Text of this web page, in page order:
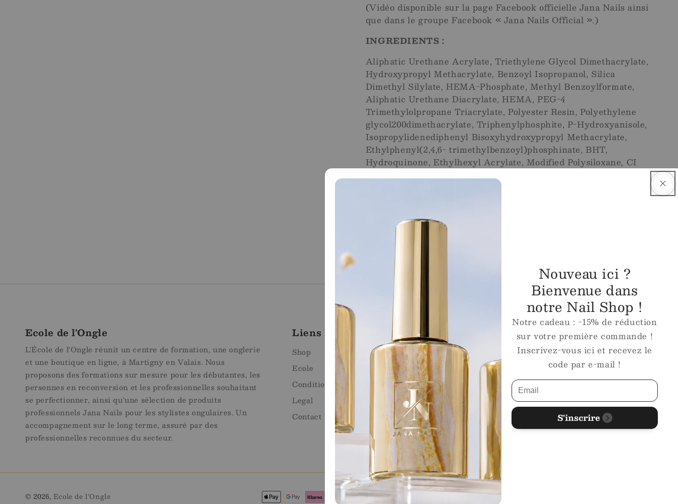
(Vidéo disponible sur la page Facebook officielle Jana Nails ainsi
que dans le groupe Facebook « Jana Nails Official ».)
INGREDIENTS :
Aliphatic Urethane Acrylate, Triethylene Glycol Dimethacrylate,
Hydroxypropyl Methacrylate, Benzoyl Isopropanol, Silica
Dimethyl Silylate, HEMA-Phosphate, Methyl Benzoylformate,
Aliphatic Urethane Diacrylate, HEMA, PEG-4
Trimethylolpropane Triacrylate, Polyester Resin, Polyethylene
glycol200dimethacrylate, Triphenylphosphite, P-Hydroxyanisole,
Isopropylidenediphenyl Bisoxyhydroxypropyl Methacrylate,
Ethylphenyl(2,4,6- trimethylbenzoyl)phosphinate, BHT,
Hydroquinone, Ethylhexyl Acrylate, Modified Polysiloxane, CI
Nouveau ici ?
Bienvenue dans
notre Nail Shop !
Notre cadeau : -15% de réduction
sur votre première commande !
Inscrivez-vous ici et recevez le
code par e-mail !
S'inscrire
Ecole de l'Ongle
L'École de l'Ongle réunit un centre de formation, une onglerie
et une boutique en ligne, à Martigny en Valais. Nous
proposons des formations sur mesure pour les débutantes, les
personnes en reconversion et les professionnelles souhaitant
se perfectionner, ainsi qu'une sélection de produits
professionnels Jana Nails pour les stylistes ongulaires. Un
accompagnement sur le long terme, assuré par des
professionnelles reconnues du secteur.
Liens Rapides
Shop
Ecole
Conditions générales de vente
Legal
Contact
Martigny
Avenue de Fully 63
1920 Martigny
Email
info@ecoledelongle.ch
Téléphone
+41 27 307 18 18
Whatsapp
+41 78 615 23 60
© 2026, Ecole de l'Ongle Méthodes